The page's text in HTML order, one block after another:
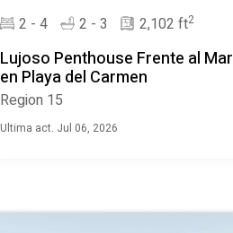
2 - 4 2 - 3 2,102 ft2
Lujoso Penthouse Frente al Mar
en Playa del Carmen
Region 15
Ultima act. Jul 06, 2026